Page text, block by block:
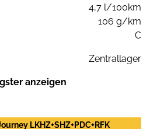
4,7 l/100km
106 g/km
C
Zentrallager
anzeigen
LKHZ+SHZ+PDC+RFK